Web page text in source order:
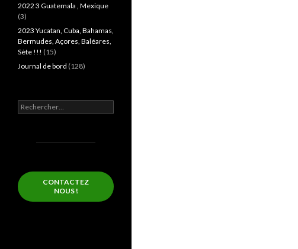
2022 3 Guatemala , Mexique
(3)
2023 Yucatan, Cuba, Bahamas,
Bermudes, Açores, Baléares,
Sète !!! (15)
Journal de bord (128)
Rechercher :
CONTACTEZ
NOUS !